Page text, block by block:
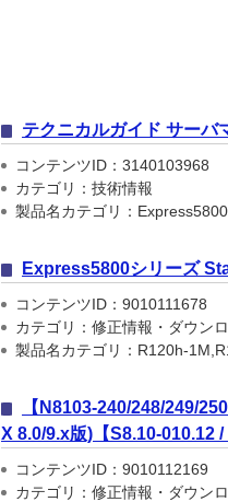
テクニカルガイド サーバ
コンテンツID：3140103968
カテゴリ：技術情報
製品名カテゴリ：
Express5800シリーズ
コンテンツID：9010111678
カテゴリ：修正情報・ダウン
製品名カテゴリ：R120h-
【N8103-240/248/249/
X 8.0/9.x版)【S8.10-010.12
コンテンツID：9010112169
カテゴリ：修正情報・ダウン